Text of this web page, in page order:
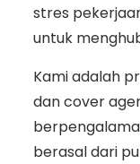
stres
untuk
Kami adalah
dan cover
berasal dari